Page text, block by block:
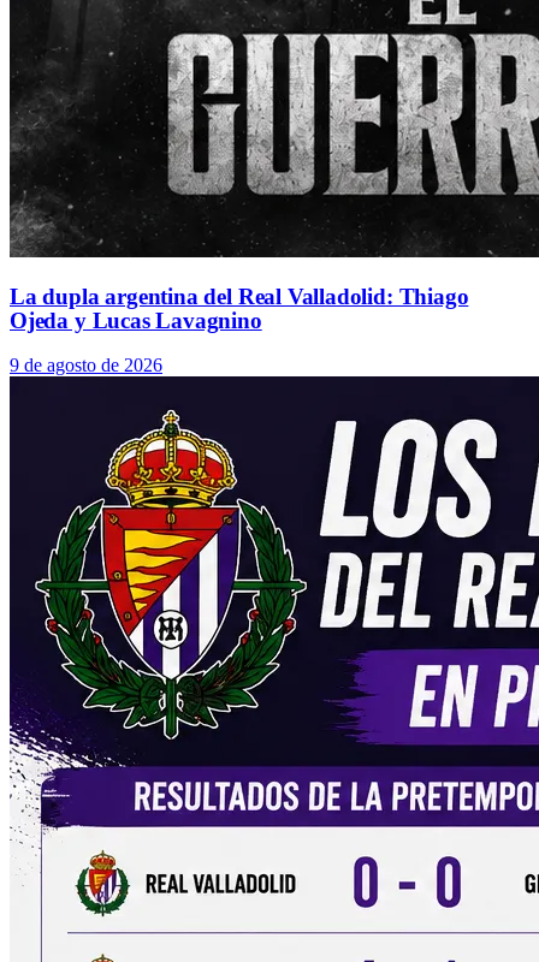
La dupla argentina del Real Valladolid: Thiago
Ojeda y Lucas Lavagnino
9 de agosto de 2026